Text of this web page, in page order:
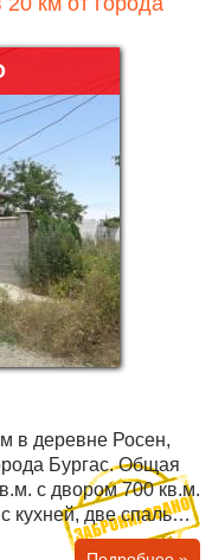
в деревне Росен,
Бургас. Общая
с двором 700 кв.м.
кухней, две спальни,
подвале дома есть